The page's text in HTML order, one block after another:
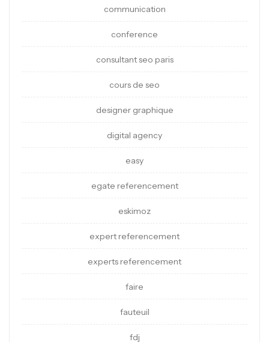
communication
conference
consultant seo paris
cours de seo
designer graphique
digital agency
easy
egate referencement
eskimoz
expert referencement
experts referencement
faire
fauteuil
fdj